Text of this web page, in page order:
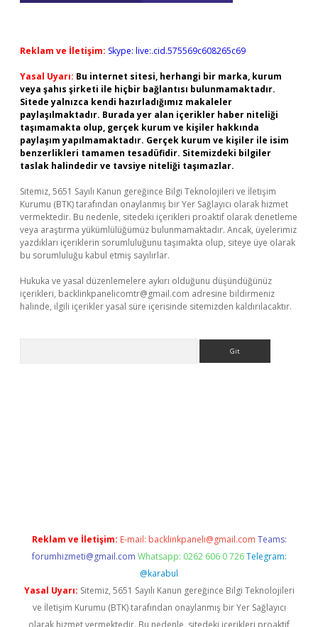
Reklam ve İletişim: Skype: live:.cid.575569c608265c69
Yasal Uyarı: Bu internet sitesi, herhangi bir marka, kurum
veya şahıs şirketi ile hiçbir bağlantısı bulunmamaktadır.
Sitede yalnızca kendi hazırladığımız makaleler
paylaşılmaktadır. Burada yer alan içerikler haber niteliği
taşımamakta olup, gerçek kurum ve kişiler hakkında
paylaşım yapılmamaktadır. Gerçek kurum ve kişiler ile isim
benzerlikleri tamamen tesadüfidir. Sitemizdeki bilgiler
taslak halindedir ve tavsiye niteliği taşımazlar.
Sitemiz, 5651 Sayılı Kanun gereğince Bilgi Teknolojileri ve İletişim
Kurumu (BTK) tarafından onaylanmış bir Yer Sağlayıcı olarak hizmet
vermektedir. Bu nedenle, sitedeki içerikleri proaktif olarak denetleme
veya araştırma yükümlülüğümüz bulunmamaktadır. Ancak, üyelerimiz
yazdıkları içeriklerin sorumluluğunu taşımakta olup, siteye üye olarak
bu sorumluluğu kabul etmiş sayılırlar.
Hukuka ve yasal düzenlemelere aykırı olduğunu düşündüğünüz
içerikleri, backlinkpanelicomtr@gmail.com adresine bildirmeniz
halinde, ilgili içerikler yasal süre içerisinde sitemizden kaldırılacaktır.
Reklam ve İletişim: E-mail: backlinkpaneli@gmail.com Teams:
forumhizmeti@gmail.com Whatsapp: 0262 606 0 726 Telegram:
@karabul
Yasal Uyarı: Sitemiz, 5651 Sayılı Kanun gereğince Bilgi Teknolojileri
ve İletişim Kurumu (BTK) tarafından onaylanmış bir Yer Sağlayıcı
olarak hizmet vermektedir. Bu nedenle, sitedeki içerikleri proaktif